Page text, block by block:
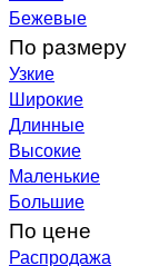
Бежевые
По размеру
Узкие
Широкие
Длинные
Высокие
Маленькие
Большие
По цене
Распродажа